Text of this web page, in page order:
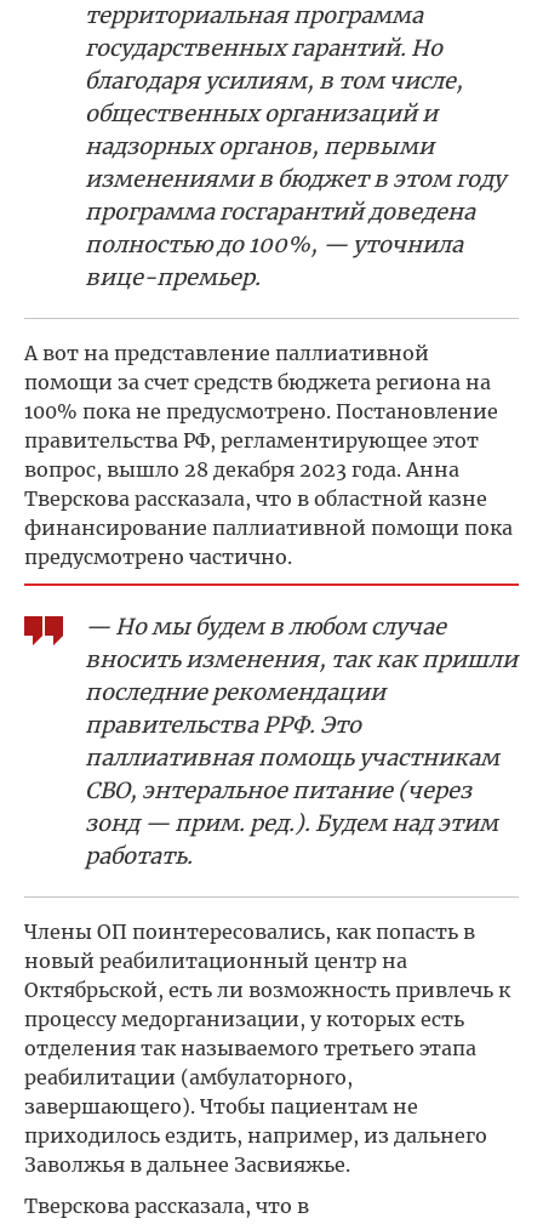
территориальная программа
государственных гарантий. Но
благодаря усилиям, в том числе,
общественных организаций и
надзорных органов, первыми
изменениями в бюджет в этом году
программа госгарантий доведена
полностью до 100%, — уточнила
вице-премьер.
А вот на представление паллиативной
помощи за счет средств бюджета региона на
100% пока не предусмотрено. Постановление
правительства РФ, регламентирующее этот
вопрос, вышло 28 декабря 2023 года. Анна
Тверскова рассказала, что в областной казне
финансирование паллиативной помощи пока
предусмотрено частично.
— Но мы будем в любом случае
вносить изменения, так как пришли
последние рекомендации
правительства РРФ. Это
паллиативная помощь участникам
СВО, энтеральное питание (через
зонд — прим. ред.). Будем над этим
работать.
Члены ОП поинтересовались, как попасть в
новый реабилитационный центр на
Октябрьской, есть ли возможность привлечь к
процессу медорганизации, у которых есть
отделения так называемого третьего этапа
реабилитации (амбулаторного,
завершающего). Чтобы пациентам не
приходилось ездить, например, из дальнего
Заволжья в дальнее Засвияжье.
Тверскова рассказала, что в